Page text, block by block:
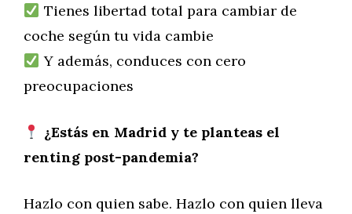
Tienes libertad total para cambiar de
coche según tu vida cambie
Y además, conduces con cero
preocupaciones
¿Estás en Madrid y te planteas el
renting post-pandemia?
Hazlo con quien sabe. Hazlo con quien lleva